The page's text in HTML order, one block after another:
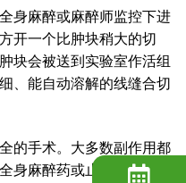
身麻醉或麻醉师监控下进
开一个比肿块稍大的切
块会被送到实验室作活组
、能自动溶解的线缝合切
的手术。大多数副作用都
身麻醉药或止痛剂引起的